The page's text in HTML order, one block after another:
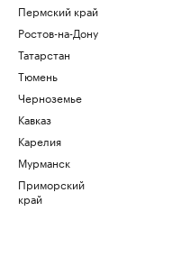
Пермский край
Ростов-на-Дону
Татарстан
Тюмень
Черноземье
Кавказ
Карелия
Мурманск
Приморский
край